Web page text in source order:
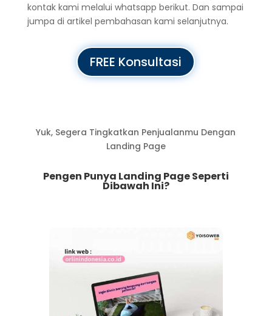
kontak kami melalui whatsapp berikut. Dan sampai
jumpa di artikel pembahasan kami selanjutnya.
FREE Konsultasi
Yuk, Segera Tingkatkan Penjualanmu Dengan
Landing Page
Pengen Punya Landing Page Seperti
Dibawah Ini?